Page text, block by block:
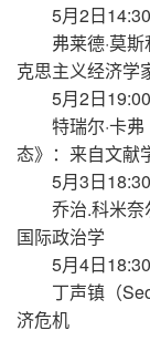
5月2日
弗莱德·莫
克思主义经济学
5月2日
特瑞尔·卡
态》：来自文献
5月3日
乔治.科米
国际政治学
5月4日
丁声镇（
济危机